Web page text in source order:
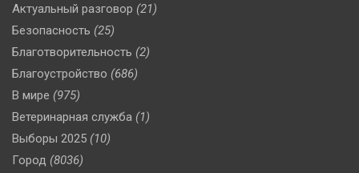
Актуальный разговор (21)
Безопасность (25)
Благотворительность (2)
Благоустройство (686)
В мире (975)
Ветеринарная служба (1)
Выборы 2025 (10)
Город (8036)